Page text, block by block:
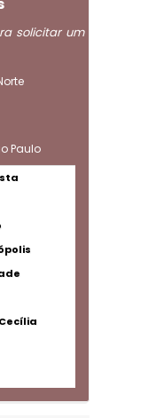
solicitar um
Paulo